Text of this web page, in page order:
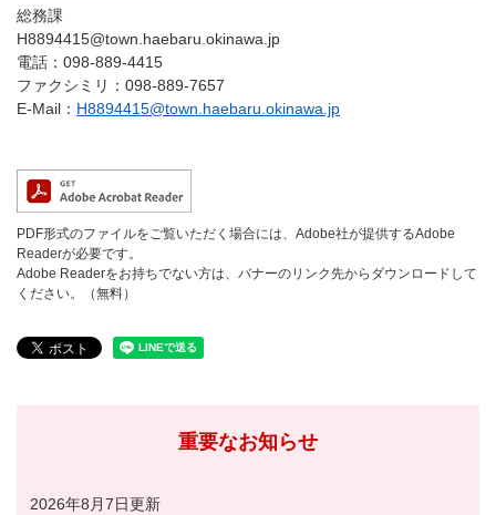
総務課
H8894415@town.haebaru.okinawa.jp
電話：098-889-4415
ファクシミリ：098-889-7657
E-Mail： H8894415@town.haebaru.okinawa.jp
PDF形式のファイルをご覧いただく場合には、Adobe社が提供するAdobe
Readerが必要です。
Adobe Readerをお持ちでない方は、バナーのリンク先からダウンロードして
ください。（無料）
重要なお知らせ
2026年8月7日更新